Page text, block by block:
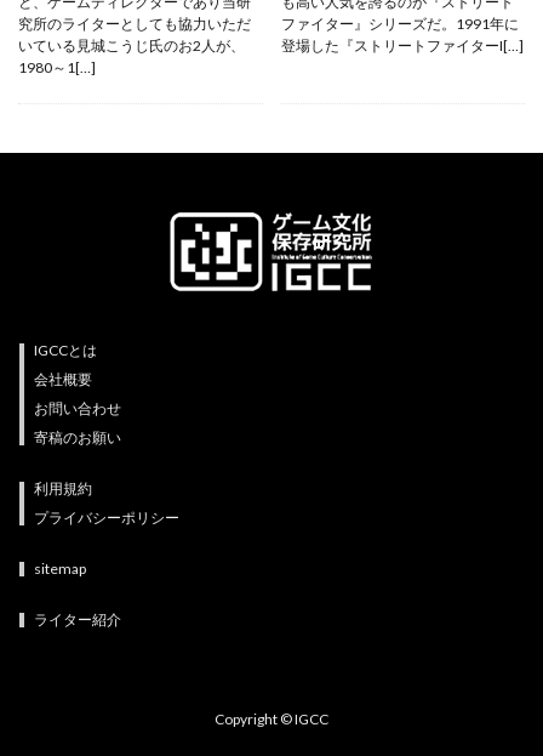
究所のライターとしても協力いただ
いている見城こうじ氏のお2人が、
1980～1[…]
ファイター』シリーズだ。1991年に
登場した『ストリートファイターI[…]
IGCCとは
会社概要
お問い合わせ
寄稿のお願い
利用規約
プライバシーポリシー
sitemap
ライター紹介
Copyright © IGCC